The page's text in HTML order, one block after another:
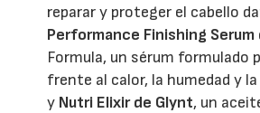
reparar y proteger el cabello
Performance Finishing Serum
Formula, un sérum formulado
frente al calor, la humedad y
y Nutri Elixir de Glynt, un